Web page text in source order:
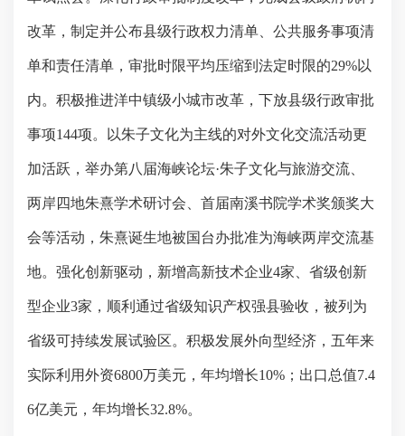
改革，制定并公布县级行政权力清单、公共服务事项清
单和责任清单，审批时限平均压缩到法定时限的29%以
内。积极推进洋中镇级小城市改革，下放县级行政审批
事项144项。以朱子文化为主线的对外文化交流活动更
加活跃，举办第八届海峡论坛·朱子文化与旅游交流、
两岸四地朱熹学术研讨会、首届南溪书院学术奖颁奖大
会等活动，朱熹诞生地被国台办批准为海峡两岸交流基
地。强化创新驱动，新增高新技术企业4家、省级创新
型企业3家，顺利通过省级知识产权强县验收，被列为
省级可持续发展试验区。积极发展外向型经济，五年来
实际利用外资6800万美元，年均增长10% ；出口总值7.4
6亿美元，年均增长32.8%。